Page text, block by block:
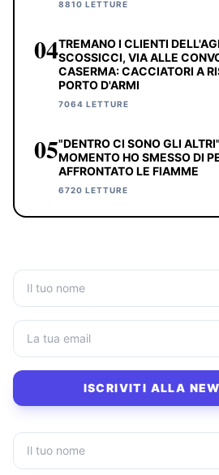
8810 LETTURE
04TREMANO I CLIENTI
SCOSSICCI, VIA ALLE
CASERMA: CACCIATORI A
PORTO D'ARMI
7064 LETTURE
05"DENTRO CI SONO GLI
MOMENTO HO SMESSO DI
AFFRONTATO LE FIAMME
6720 LETTURE
ISCRIVITI ALLA